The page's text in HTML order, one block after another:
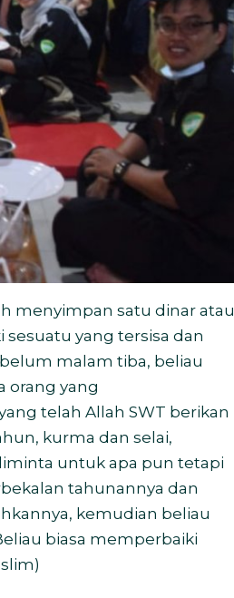
menyimpan satu dinar atau
yang tersisa dan
malam tiba, beliau
orang yang
telah Allah SWT berikan
kurma dan selai,
untuk apa pun tetapi
tahunannya dan
kemudian beliau
biasa memperbaiki